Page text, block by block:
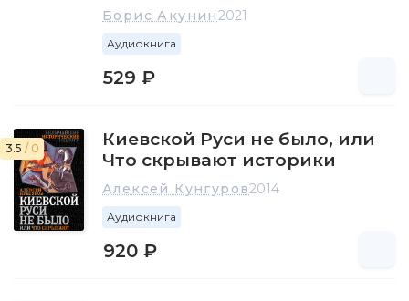
Борис Акунин2021
Аудиокнига
529 ₽
3.5 / 0
Киевской Руси не было, или
Что скрывают историки
Алексей Кунгуров2014
Аудиокнига
920 ₽